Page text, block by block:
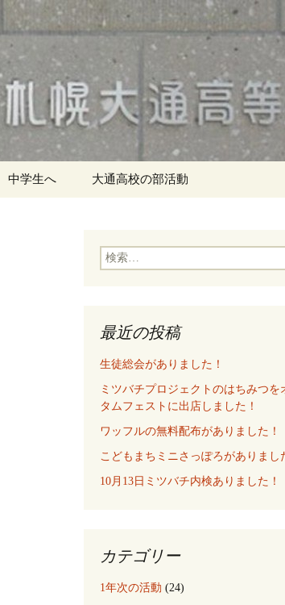
中学生へ 大通高校の部活動
検
索:
最近の投稿
生徒総会がありました！
ミツバチプロジェクトのはちみつを
タムフェストに出店しました！
ワッフルの無料配布がありました！
こどもまちミニさっぽろがありまし
10月13日ミツバチ内検ありました！
カテゴリー
1年次の活動 (24)